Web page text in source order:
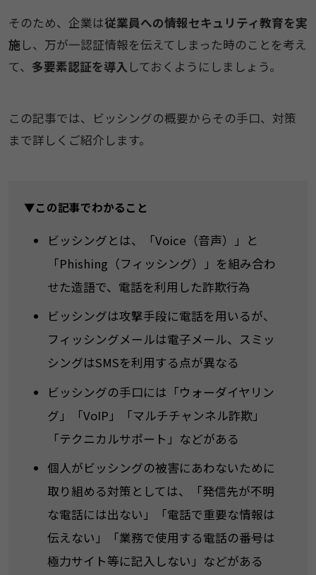
そのため、企業は従業員への情報セキュリティ教育を実
施し、万が一認証情報を伝えてしまった時のことを考え
て、 多要素認証を導入 しておくようにしましょう。
この記事では、ビッシングの概要からその手口、対策
まで詳しくご紹介します。
▼この記事でわかること
ビッシングとは、「Voice（音声）」と
「Phishing（フィッシング）」を組み合わ
せた造語で、電話を利用した詐欺行為
ビッシングは攻撃手段に電話を用いるが、
フィッシングメールは電子メール、スミッ
シングはSMSを利用する点が異なる
ビッシングの手口には「ウォーダイヤリン
グ」「VoIP」「マルチチャンネル詐欺」
「テクニカルサポート」などがある
個人がビッシングの被害にあわないために
取り組める対策としては、「発信先が不明
な電話には出ない」「電話で重要な情報は
伝えない」「業務で使用する電話の番号は
極力サイト等に記入しない」などがある